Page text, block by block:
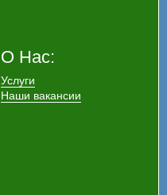
О Нас:
Услуги
Наши вакансии